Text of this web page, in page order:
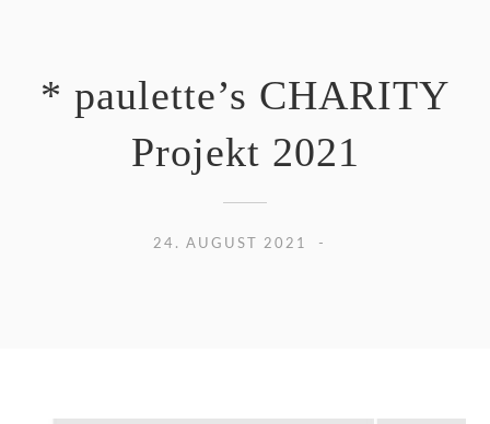
* paulette’s CHARITY
Projekt 2021
24. AUGUST 2021